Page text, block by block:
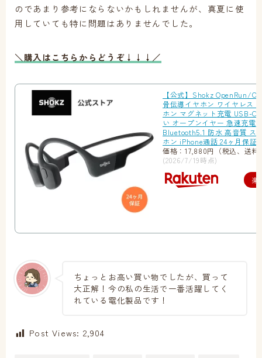
のであまり参考にならないかもしれませんが、真夏に使
用していても特に問題はありませんでした。
＼購入はこちらからどうぞ↓↓↓／
【公式】Shokz OpenRun/
骨伝導イヤホン ワイヤレス
ホン マグネット充電 USB-C
い オープンイヤー 急速充電
Bluetooth5.1 防水 高音質 ス
ホン iPhone通話 24ヶ月保証
価格：17,880円（税込、送料
(2026/7/19時点)
楽
ちょっとお高い買い物でしたが、買って
大正解！今の私の生活で一番活躍してく
れている電化製品です！
Post Views: 2,904